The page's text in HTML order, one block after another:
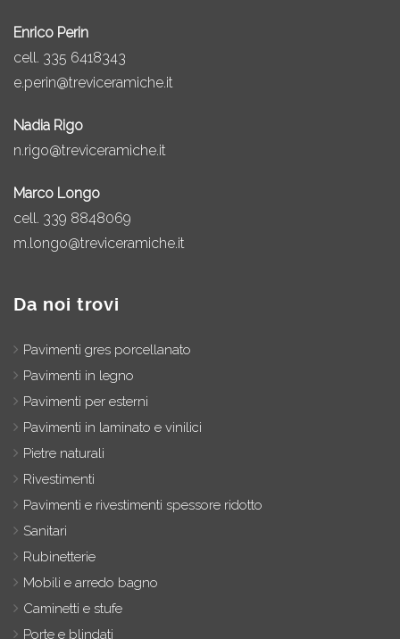
Enrico Perin
cell. 335 6418343
e.perin@treviceramiche.it
Nadia Rigo
n.rigo@treviceramiche.it
Marco Longo
cell. 339 8848069
m.longo@treviceramiche.it
Da noi trovi
Pavimenti gres porcellanato
Pavimenti in legno
Pavimenti per esterni
Pavimenti in laminato e vinilici
Pietre naturali
Rivestimenti
Pavimenti e rivestimenti spessore ridotto
Sanitari
Rubinetterie
Mobili e arredo bagno
Caminetti e stufe
Porte e blindati